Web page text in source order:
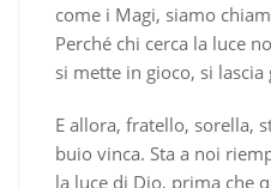
come i Magi, siamo
Perché chi cerca la luce
si mette in gioco, si
E allora, fratello, sorella,
buio vinca. Sta a noi
la luce di Dio, prima che